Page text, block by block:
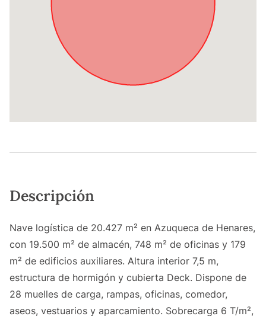
Descripción
Nave logística de 20.427 m² en Azuqueca de Henares,
con 19.500 m² de almacén, 748 m² de oficinas y 179
m² de edificios auxiliares. Altura interior 7,5 m,
estructura de hormigón y cubierta Deck. Dispone de
28 muelles de carga, rampas, oficinas, comedor,
aseos, vestuarios y aparcamiento. Sobrecarga 6 T/m²,